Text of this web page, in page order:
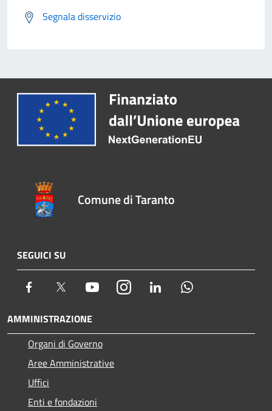
Segnala disservizio
Comune di Taranto
SEGUICI SU
Facebook Twitter YoutubeInstagram LinkedIn
AMMINISTRAZIONE
Organi di Governo
Aree Amministrative
Uffici
Enti e fondazioni